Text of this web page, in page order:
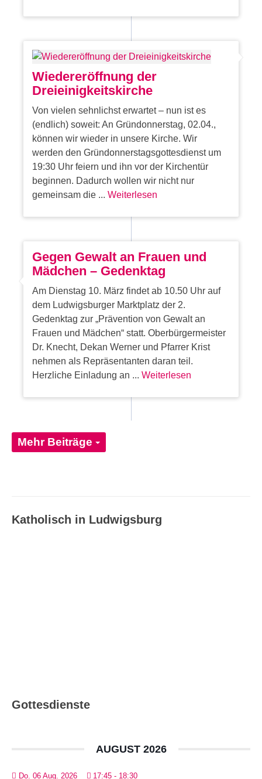
Wiedereröffnung der
Dreieinigkeitskirche
Von vielen sehnlichst erwartet – nun ist es
(endlich) soweit: An Gründonnerstag, 02.04.,
können wir wieder in unsere Kirche. Wir
werden den Gründonnerstagsgottesdienst um
19:30 Uhr feiern und ihn vor der Kirchentür
beginnen. Dadurch wollen wir nicht nur
gemeinsam die ...Weiterlesen
Gegen Gewalt an Frauen und
Mädchen – Gedenktag
Am Dienstag 10. März findet ab 10.50 Uhr auf
dem Ludwigsburger Marktplatz der 2.
Gedenktag zur „Prävention von Gewalt an
Frauen und Mädchen“ statt. Oberbürgermeister
Dr. Knecht, Dekan Werner und Pfarrer Krist
nehmen als Repräsentanten daran teil.
Herzliche Einladung an ...Weiterlesen
Mehr Beiträge
Katholisch in Ludwigsburg
Gottesdienste
AUGUST 2026
Do. 06 Aug. 2026 17:45 - 18:30